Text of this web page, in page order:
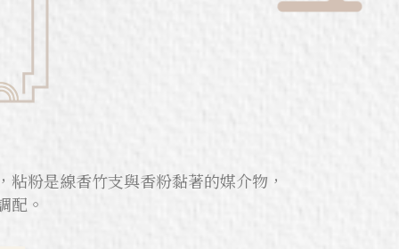
粉是線香竹支與香粉黏著的媒介物，
配。